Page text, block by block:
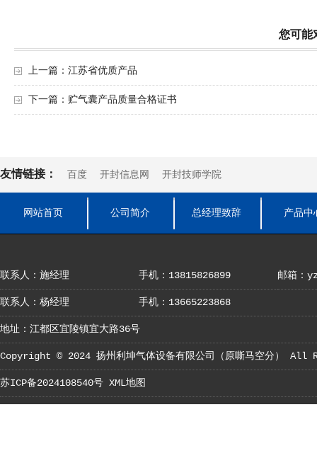
您可能
上一篇： 江苏省优质产品
下一篇： 贮气囊产品质量合格证书
友情链接： 百度 开封信息网 开封技师学院
网站首页 公司简介 总经理致辞 产品中
联系人：施经理 手机：13815826899 邮箱：
联系人：杨经理 手机：13665223868
地址：江都区宜陵镇宜大路36号
Copyright © 2024 扬州利坤气体设备有限公司（原嘶马空分） All
苏ICP备2024108540号 XML地图